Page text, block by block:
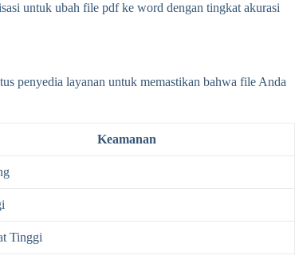
untuk ubah file pdf ke word dengan tingkat akurasi
penyedia layanan untuk memastikan bahwa file Anda
Keamanan
Tinggi